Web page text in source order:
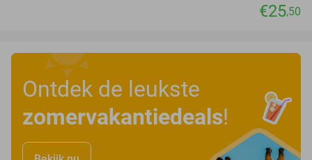
€25,50
Ontdek de leukste
zomervakantiedeals!